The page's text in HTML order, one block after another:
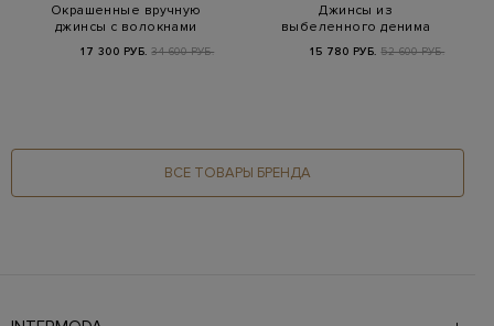
Окрашенные вручную
джинсы с волокнами
17 300 РУБ. 34 600 РУБ.
Джинсы из
выбеленного денима
прострочкой
15 780 РУБ. 52 600 РУБ.
ВСЕ ТОВАРЫ БРЕНДА